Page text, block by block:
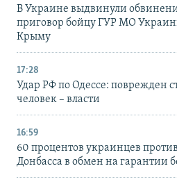
В Украине выдвинули
приговор бойцу ГУР МО
Крыму
17:28
Удар РФ по Одессе: поврежден
человек – власти
16:59
60 процентов украинцев
Донбасса в обмен на гарантии